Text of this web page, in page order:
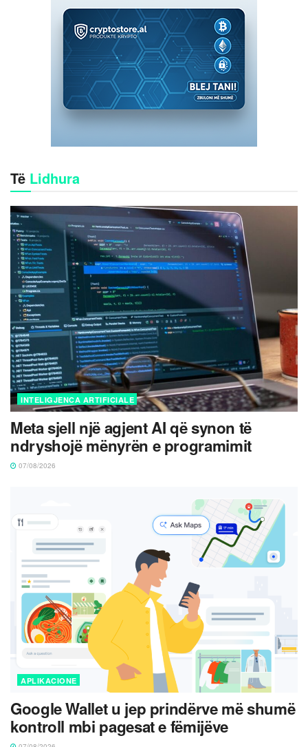
Të Lidhura
INTELIGJENCA ARTIFICIALE
Meta sjell një agjent AI që synon të
ndryshojë mënyrën e programimit
07/08/2026
APLIKACIONE
Google Wallet u jep prindërve më shumë
kontroll mbi pagesat e fëmijëve